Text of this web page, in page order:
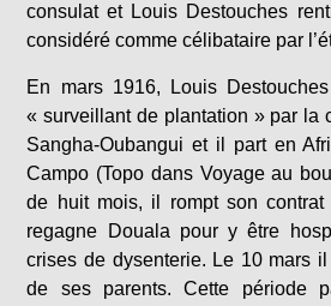
consulat et Louis Destouches
considéré comme célibataire par
En mars 1916, Louis
« surveillant de plantation » par la
Sangha-Oubangui et il part en
Campo (Topo dans Voyage au
de huit mois, il rompt son
regagne Douala pour y être
crises de dysenterie. Le 10 mars
de ses parents. Cette période